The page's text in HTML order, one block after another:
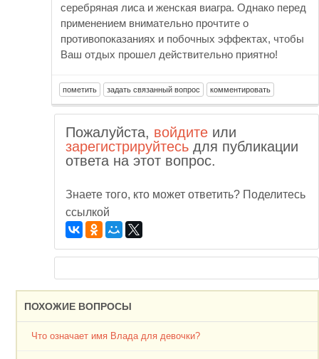
серебряная лиса и женская виагра. Однако перед
применением внимательно прочтите о
противопоказаниях и побочных эффектах, чтобы
Ваш отдых прошел действительно приятно!
Пожалуйста, войдите или
зарегистрируйтесь для публикации
ответа на этот вопрос.
Знаете того, кто может ответить? Поделитесь
ссылкой
ПОХОЖИЕ ВОПРОСЫ
Что означает имя Влада для девочки?